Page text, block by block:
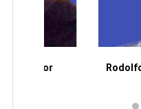
Rodolfo